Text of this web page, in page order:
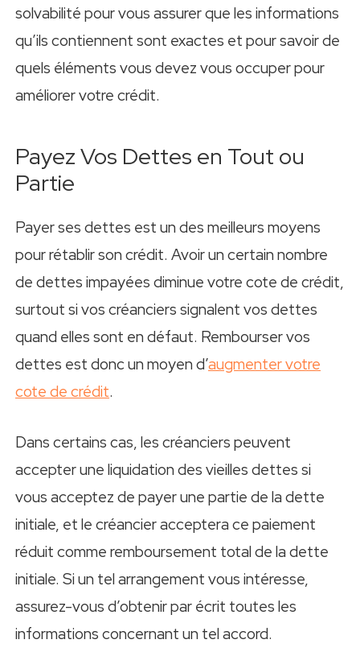
solvabilité pour vous assurer que les informations
qu’ils contiennent sont exactes et pour savoir de
quels éléments vous devez vous occuper pour
améliorer votre crédit.
Payez Vos Dettes en Tout ou
Partie
Payer ses dettes est un des meilleurs moyens
pour rétablir son crédit. Avoir un certain nombre
de dettes impayées diminue votre cote de crédit,
surtout si vos créanciers signalent vos dettes
quand elles sont en défaut. Rembourser vos
dettes est donc un moyen d’augmenter votre
cote de crédit.
Dans certains cas, les créanciers peuvent
accepter une liquidation des vieilles dettes si
vous acceptez de payer une partie de la dette
initiale, et le créancier acceptera ce paiement
réduit comme remboursement total de la dette
initiale. Si un tel arrangement vous intéresse,
assurez-vous d’obtenir par écrit toutes les
informations concernant un tel accord.